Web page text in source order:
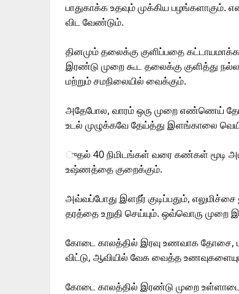
பாதுகாக்க உதவும் முக்கிய
விட வேண்டும்.
தினமும் தலைக்கு குளிப்பதை
இரண்டு முறை கூட தலைக்கு குளித்து
மற்றும் சமநிலையில் வைக்கும்.
அதேபோல, வாரம் ஒரு முறை எண்ணெய்
உடல் முழுக்கவே தேய்த்து இளங்காலை
ுதல் 40 நிமிடங்கள் வரை கண்கள் மூடி
உஷ்ணத்தை குறைக்கும்.
அவ்வப்போது இளநீர் குடிப்பதும், எலுமிச்சை
தரத்தை உறுதி செய்யும். ஒவ்வொரு முறை
கோடை காலத்தில் இரவு உணவாக தோசை,
விட்டு, ஆவியில் வேக வைத்த
கோடை காலத்தில் இரண்டு முறை